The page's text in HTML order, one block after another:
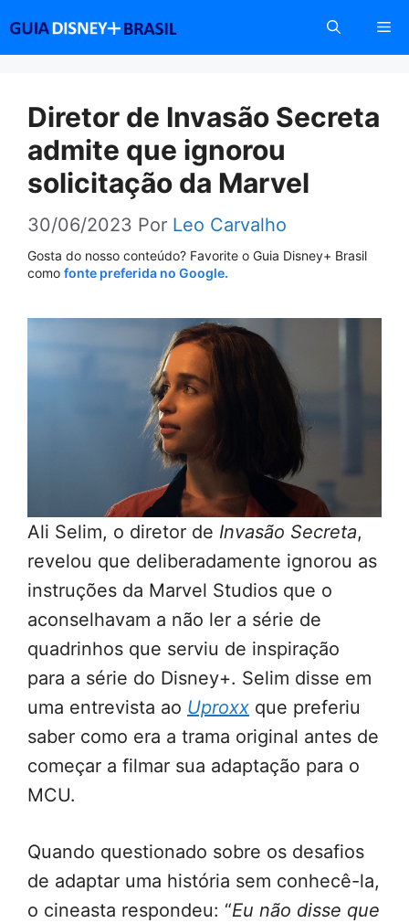
conteúdo
Diretor de Invasão Secreta
admite que ignorou
solicitação da Marvel
30/06/2023 Por Leo Carvalho
Gosta do nosso conteúdo? Favorite o Guia Disney+ Brasil
como fonte preferida no Google.
Ali Selim, o diretor de Invasão Secreta,
revelou que deliberadamente ignorou as
instruções da Marvel Studios que o
aconselhavam a não ler a série de
quadrinhos que serviu de inspiração
para a série do Disney+. Selim disse em
uma entrevista ao Uproxx que preferiu
saber como era a trama original antes de
começar a filmar sua adaptação para o
MCU.
Quando questionado sobre os desafios
de adaptar uma história sem conhecê-la,
o cineasta respondeu: “Eu não disse que